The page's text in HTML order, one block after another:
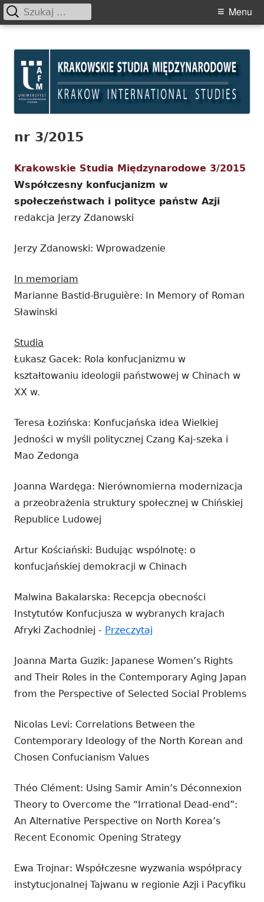
content
Międzynarodowe
Primary
Menu
Szukaj:
nr 3/2015
Krakowskie Studia Międzynarodowe 3/2015
Współczesny konfucjanizm w
społeczeństwach i polityce państw Azji
redakcja Jerzy Zdanowski
Jerzy Zdanowski: Wprowadzenie
In memoriam
Marianne Bastid-Bruguière: In Memory of Roman
Sławinski
Studia
Łukasz Gacek: Rola konfucjanizmu w
kształtowaniu ideologii państwowej w Chinach w
XX w.
Teresa Łozińska: Konfucjańska idea Wielkiej
Jedności w myśli politycznej Czang Kaj-szeka i
Mao Zedonga
Joanna Wardęga: Nierównomierna modernizacja
a przeobrażenia struktury społecznej w Chińskiej
Republice Ludowej
Artur Kościański: Budując wspólnotę: o
konfucjańskiej demokracji w Chinach
Malwina Bakalarska: Recepcja obecności
Instytutów Konfucjusza w wybranych krajach
Afryki Zachodniej - Przeczytaj
się
w
nowym
Joanna Marta Guzik: Japanese Women’s Rights
and Their Roles in the Contemporary Aging Japan
from the Perspective of Selected Social Problems
Nicolas Levi: Correlations Between the
Contemporary Ideology of the North Korean and
Chosen Confucianism Values
Théo Clément: Using Samir Amin’s Déconnexion
Theory to Overcome the “Irrational Dead-end”:
An Alternative Perspective on North Korea’s
Recent Economic Opening Strategy
Ewa Trojnar: Współczesne wyzwania współpracy
instytucjonalnej Tajwanu w regionie Azji i Pacyfiku